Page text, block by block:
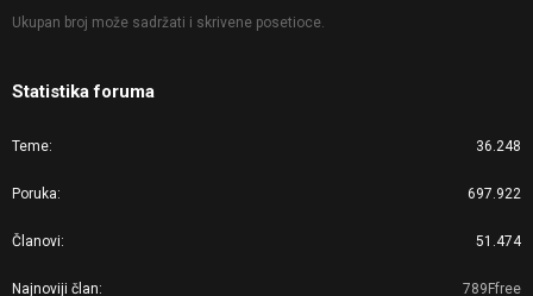
Ukupan broj može sadržati i skrivene posetioce.
Statistika foruma
Teme 36.248
Poruka 697.922
Članovi 51.474
Najnoviji član 789Ffree